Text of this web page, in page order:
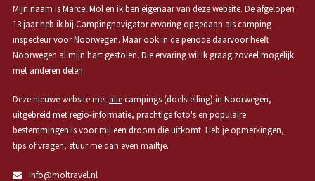
Mijn naam is Marcel Mol en ik ben eigenaar van deze website. De afgelopen
13 jaar heb ik bij Campingnavigator ervaring opgedaan als camping
inspecteur voor Noorwegen. Maar ook in de periode daarvoor heeft
Noorwegen al mijn hart gestolen. Die ervaring wil ik graag zoveel mogelijk
met anderen delen.
Deze nieuwe website met allecampings (doelstelling) in Noorwegen,
uitgebreid met regio-informatie, prachtige foto's en populaire
bestemmingen is voor mij een droom die uitkomt. Heb je opmerkingen,
tips of vragen, stuur me dan even mailtje.
info@moltravel.nl